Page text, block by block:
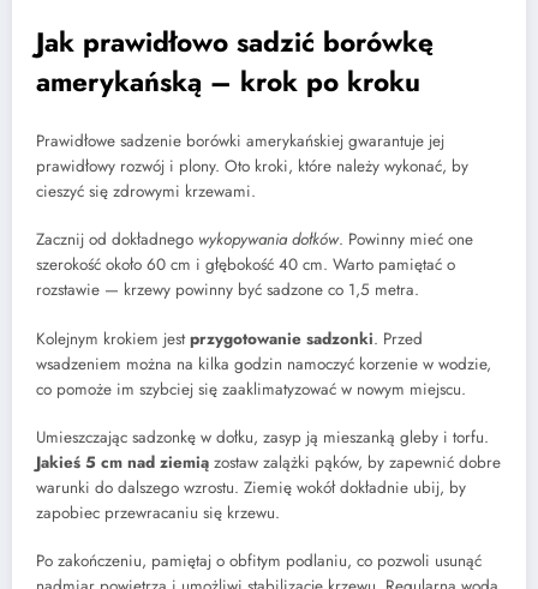
Jak prawidłowo sadzić borówkę
amerykańską – krok po kroku
Prawidłowe sadzenie borówki amerykańskiej gwarantuje jej
prawidłowy rozwój i plony. Oto kroki, które należy wykonać, by
cieszyć się zdrowymi krzewami.
Zacznij od dokładnego wykopywania dołków. Powinny mieć one
szerokość około 60 cm i głębokość 40 cm. Warto pamiętać o
rozstawie — krzewy powinny być sadzone co 1,5 metra.
Kolejnym krokiem jestprzygotowanie sadzonki. Przed
wsadzeniem można na kilka godzin namoczyć korzenie w wodzie,
co pomoże im szybciej się zaaklimatyzować w nowym miejscu.
Umieszczając sadzonkę w dołku, zasyp ją mieszanką gleby i torfu.
Jakieś 5 cm nad ziemią zostaw zalążki pąków, by zapewnić dobre
warunki do dalszego wzrostu. Ziemię wokół dokładnie ubij, by
zapobiec przewracaniu się krzewu.
Po zakończeniu, pamiętaj o obfitym podlaniu, co pozwoli usunąć